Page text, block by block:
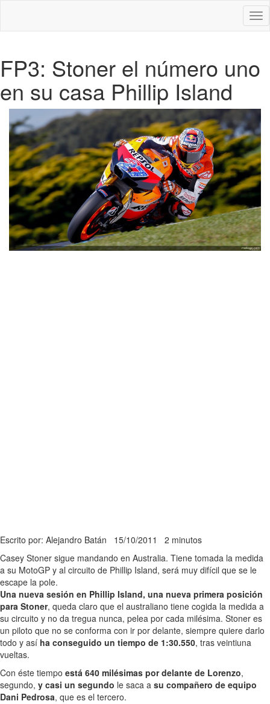
FP3: Stoner el número uno
en su casa Phillip Island
Escrito por: Alejandro Batán 15/10/2011 2 minutos
Casey Stoner sigue mandando en Australia. Tiene tomada la medida
a su MotoGP y al circuito de Phillip Island, será muy difícil que se le
escape la pole.
Una nueva sesión en Phillip Island, una nueva primera posición
para Stoner, queda claro que el australiano tiene cogida la medida a
su circuito y no da tregua nunca, pelea por cada milésima. Stoner es
un piloto que no se conforma con ir por delante, siempre quiere darlo
todo y así ha conseguido un tiempo de 1:30.550, tras veintiuna
vueltas.
Con éste tiempo está 640 milésimas por delante de Lorenzo,
segundo, y casi un segundo le saca a su compañero de equipo
Dani Pedrosa, que es el tercero.